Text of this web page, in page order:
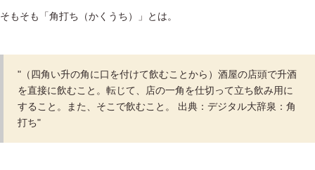
そもそも「角打ち（かくうち）」とは。
"（四角い升の角に口を付けて飲むことから）酒屋の店頭で升酒
を直接に飲むこと。転じて、店の一角を仕切って立ち飲み用に
すること。また、そこで飲むこと。 出典：デジタル大辞泉：角
打ち"